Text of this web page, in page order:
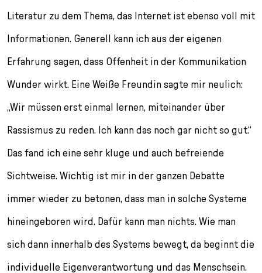
Literatur zu dem Thema, das Internet ist ebenso voll mit
Informationen. Generell kann ich aus der eigenen
Erfahrung sagen, dass Offenheit in der Kommunikation
Wunder wirkt. Eine Weiße Freundin sagte mir neulich:
„Wir müssen erst einmal lernen, miteinander über
Rassismus zu reden. Ich kann das noch gar nicht so gut.“
Das fand ich eine sehr kluge und auch befreiende
Sichtweise. Wichtig ist mir in der ganzen Debatte
immer wieder zu betonen, dass man in solche Systeme
hineingeboren wird. Dafür kann man nichts. Wie man
sich dann innerhalb des Systems bewegt, da beginnt die
individuelle Eigenverantwortung und das Menschsein.